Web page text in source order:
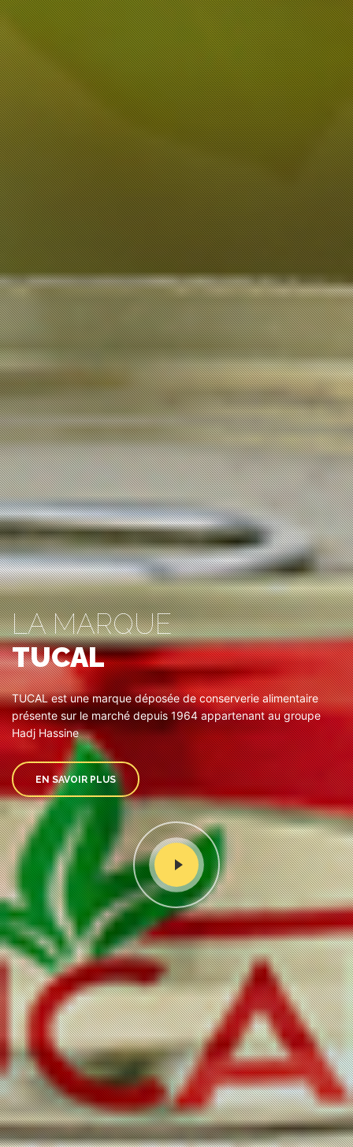
LA MARQUE
TUCAL
TUCAL est une marque déposée de conserverie alimentaire
présente sur le marché depuis 1964 appartenant au groupe
Hadj Hassine
EN SAVOIR PLUS